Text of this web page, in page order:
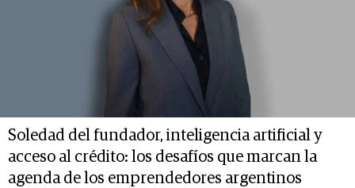
Soledad del fundador, inteligencia artificial y
acceso al crédito: los desafíos que marcan la
agenda de los emprendedores argentinos